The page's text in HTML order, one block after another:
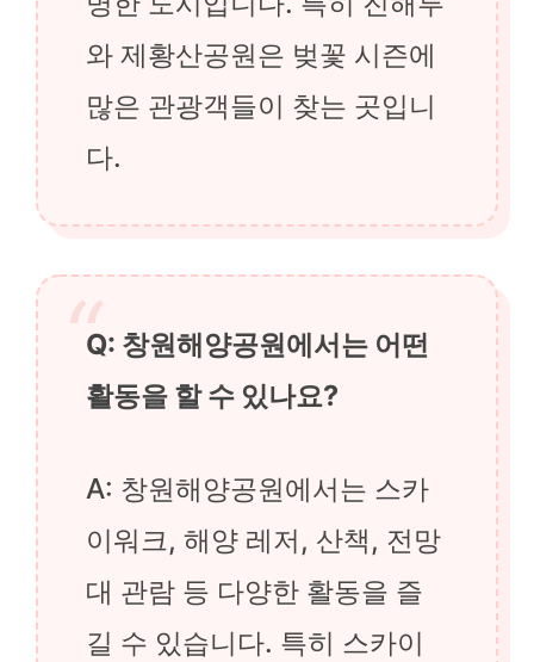
와 제황산공원은 벚꽃 시즌에
많은 관광객들이 찾는 곳입니
다.
Q: 창원해양공원에서는 어떤
활동을 할 수 있나요?
A: 창원해양공원에서는 스카
이워크, 해양 레저, 산책, 전망
대 관람 등 다양한 활동을 즐
길 수 있습니다. 특히 스카이